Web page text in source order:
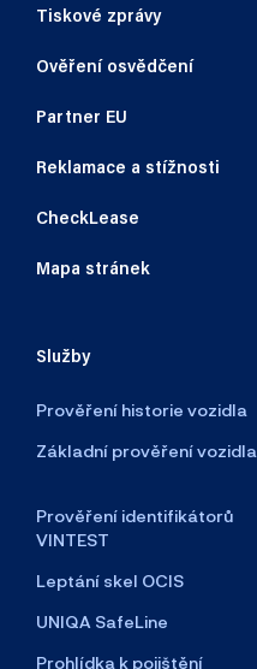
Tiskové zprávy
Ověření osvědčení
Partner EU
Reklamace a stížnosti
CheckLease
Mapa stránek
Služby
Prověření historie vozidla
Základní prověření vozidla
Prověření identifikátorů
VINTEST
Leptání skel OCIS
UNIQA SafeLine
Prohlídka k pojištění